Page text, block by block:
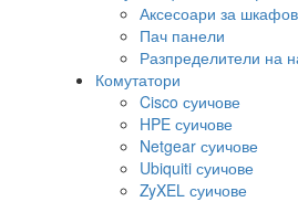
Аксесоари за
Пач панели
Разпределители на
Комутатори
Cisco суичове
HPE суичове
Netgear суичове
Ubiquiti суичове
ZyXEL суичове